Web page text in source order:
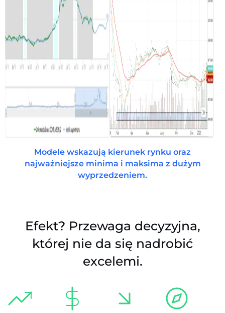
Modele wskazują kierunek rynku oraz
najważniejsze minima i maksima z dużym
wyprzedzeniem.
Efekt? Przewaga decyzyjna,
której nie da się nadrobić
excelemi.